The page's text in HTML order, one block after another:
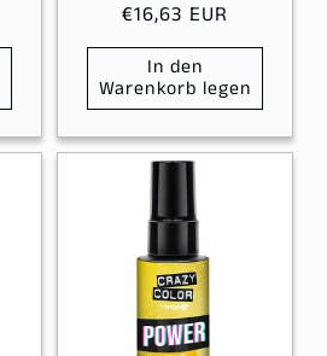
Normaler
Preis
€16,63 EUR
In den
Warenkorb legen